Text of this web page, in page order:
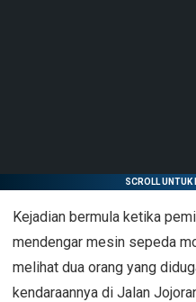
SCROLL
Kejadian bermula ketika
mendengar mesin sepeda
melihat dua orang yang
kendaraannya di Jalan